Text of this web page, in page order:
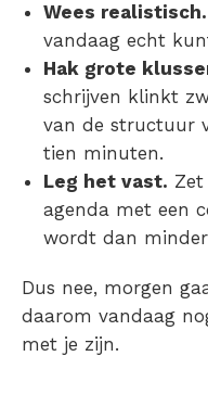
Wees realistisch.
vandaag echt
Hak grote
schrijven klinkt
van de structuur
tien minuten.
Leg het vast.
agenda met een
wordt dan
Dus nee, morgen
daarom vandaag
met je zijn.